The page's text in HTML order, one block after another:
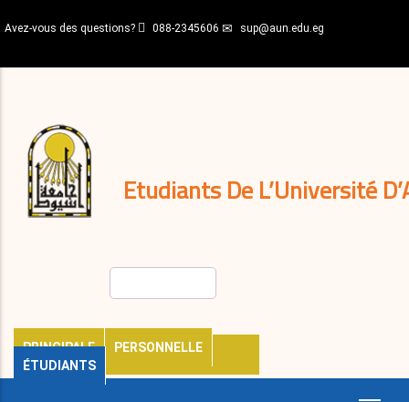
au
principal
Avez-vous des questions? 088-2345606 sup@aun.edu.eg
Etudiants De L’Université
PRINCIPALE
PERSONNELLE
ÉTUDIANTS
décisions
Expatriés
Journal